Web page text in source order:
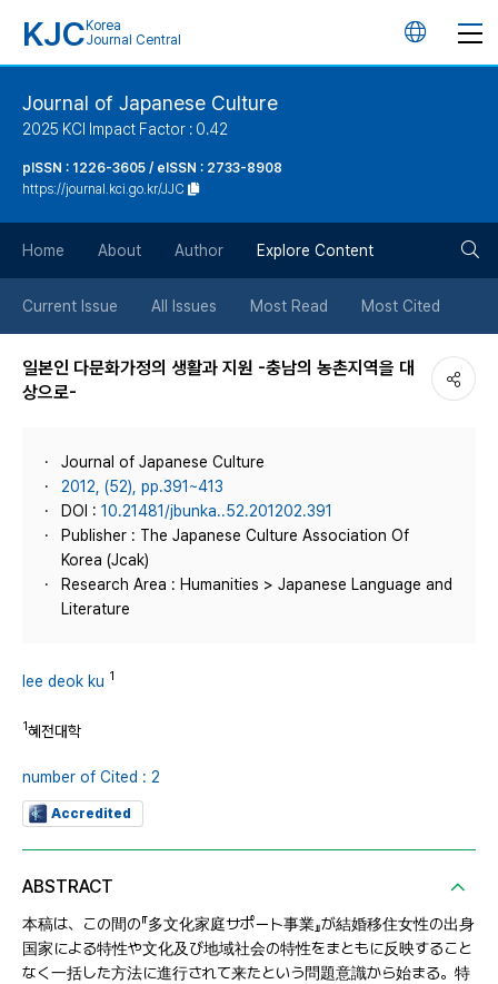
KJC Korea
Journal Central
언
튼
Journal of Japanese Culture
2025 KCI Impact Factor : 0.42
pISSN : 1226-3605 / eISSN : 2733-8908
https://journal.kci.go.kr/JJC
Home About Author Explore Content
Current Issue All Issues Most Read Most Cited
일본인 다문화가정의 생활과 지원 -충남의 농촌지역을 대
상으로-
Journal of Japanese Culture
2012, (52), pp.391~413
DOI : 10.21481/jbunka..52.201202.391
Publisher : The Japanese Culture Association Of
Korea (Jcak)
Research Area : Humanities > Japanese Language and
Literature
lee deok ku 1
1혜전대학
number of Cited : 2
Accredited
ABSTRACT
本稿は、この間の『多文化家庭サポート事業』が結婚移住女性の出身
国家による特性や文化及び地域社会の特性をまともに反映すること
なく一括した方法に進行されて来たという問題意識から始まる。特